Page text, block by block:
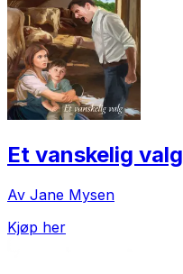
Et vanskelig valg
Av Jane Mysen
Kjøp her